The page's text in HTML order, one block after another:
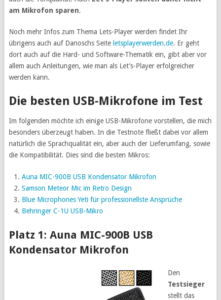
am Mikrofon sparen.
Noch mehr Infos zum Thema Lets-Player werden findet Ihr
übrigens auch auf Danoschs Seite letsplayerwerden.de. Er geht
dort auch auf die Hard- und Software-Thematik ein, gibt aber vor
allem auch Anleitungen, wie man als Let’s-Player erfolgreicher
werden kann.
Die besten USB-Mikrofone im Test
Im folgenden möchte ich einige USB-Mikrofone vorstellen, die mich
besonders überzeugt haben. In die Testnote fließt dabei vor allem
natürlich die Sprachqualität ein, aber auch der Lieferumfang, sowie
die Kompatibilität. Dies sind die besten Mikros:
Auna MIC-900B USB Kondensator Mikrofon
Samson Meteor Mic im Retro Design
Blue Microphones Yeti für professionellste Ansprüche
Behringer C-1U USB-Mikro
Platz 1: Auna MIC-900B USB
Kondensator Mikrofon
Den
Testsieger
stellt das